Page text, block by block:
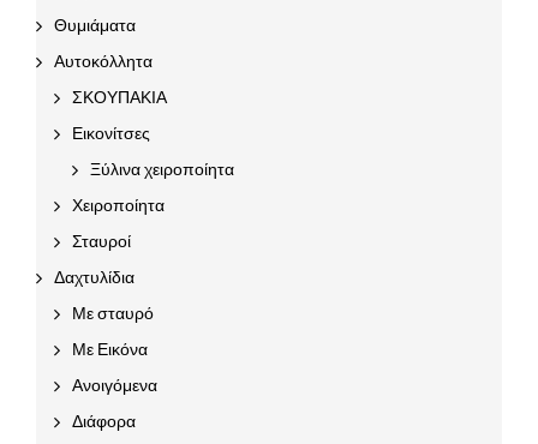
Θυμιάματα
Αυτοκόλλητα
ΣΚΟΥΠΑΚΙΑ
Εικονίτσες
Ξύλινα χειροποίητα
Χειροποίητα
Σταυροί
Δαχτυλίδια
Με σταυρό
Με Εικόνα
Ανοιγόμενα
Διάφορα